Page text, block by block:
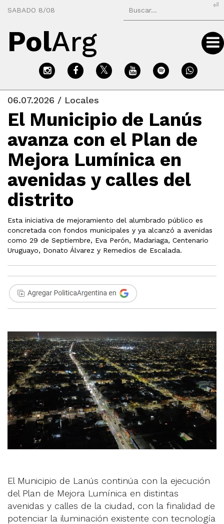
SABADO 8/08
⏎
PolArg
06.07.2026 / Locales
El Municipio de Lanús
avanza con el Plan de
Mejora Lumínica en
avenidas y calles del
distrito
Esta iniciativa de mejoramiento del alumbrado público es
concretada con fondos municipales y ya alcanzó a avenidas
como 29 de Septiembre, Eva Perón, Madariaga, Centenario
Uruguayo, Donato Álvarez y Remedios de Escalada.
El Municipio de Lanús continúa con la ejecución
del Plan de Mejora Lumínica en distintas
avenidas y calles de la ciudad, con la finalidad de
potenciar la iluminación existente con tecnología